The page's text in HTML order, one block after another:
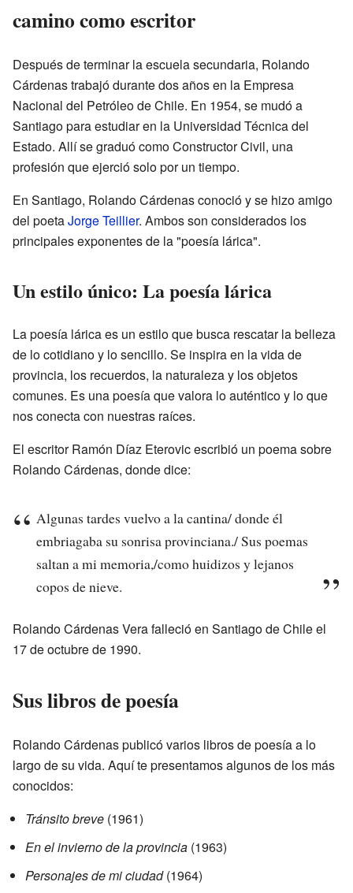
camino como escritor
Después de terminar la escuela secundaria, Rolando
Cárdenas trabajó durante dos años en la Empresa
Nacional del Petróleo de Chile. En 1954, se mudó a
Santiago para estudiar en la Universidad Técnica del
Estado. Allí se graduó como Constructor Civil, una
profesión que ejerció solo por un tiempo.
En Santiago, Rolando Cárdenas conoció y se hizo amigo
del poetaJorge Teillier. Ambos son considerados los
principales exponentes de la "poesía lárica".
Un estilo único: La poesía lárica
La poesía lárica es un estilo que busca rescatar la belleza
de lo cotidiano y lo sencillo. Se inspira en la vida de
provincia, los recuerdos, la naturaleza y los objetos
comunes. Es una poesía que valora lo auténtico y lo que
nos conecta con nuestras raíces.
El escritor Ramón Díaz Eterovic escribió un poema sobre
Rolando Cárdenas, donde dice:
Algunas tardes vuelvo a la cantina/ donde él
embriagaba su sonrisa provinciana./ Sus poemas
saltan a mi memoria,/como huidizos y lejanos
copos de nieve.
Rolando Cárdenas Vera falleció en Santiago de Chile el
17 de octubre de 1990.
Sus libros de poesía
Rolando Cárdenas publicó varios libros de poesía a lo
largo de su vida. Aquí te presentamos algunos de los más
conocidos:
Tránsito breve (1961)
En el invierno de la provincia (1963)
Personajes de mi ciudad(1964)